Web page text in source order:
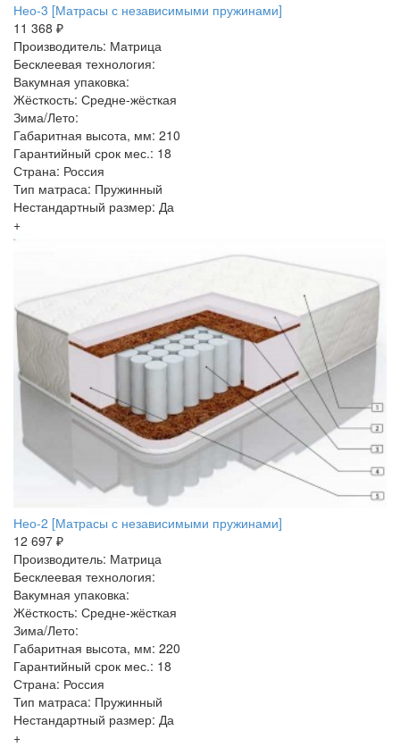
Нео-3 [Матрасы с независимыми пружинами]
11 368 ₽
Производитель: Матрица
Бесклеевая технология:
Вакумная упаковка:
Жёсткость: Средне-жёсткая
Зима/Лето:
Габаритная высота, мм: 210
Гарантийный срок мес.: 18
Страна: Россия
Тип матраса: Пружинный
Нестандартный размер: Да
+
Нео-2 [Матрасы с независимыми пружинами]
12 697 ₽
Производитель: Матрица
Бесклеевая технология:
Вакумная упаковка:
Жёсткость: Средне-жёсткая
Зима/Лето:
Габаритная высота, мм: 220
Гарантийный срок мес.: 18
Страна: Россия
Тип матраса: Пружинный
Нестандартный размер: Да
+